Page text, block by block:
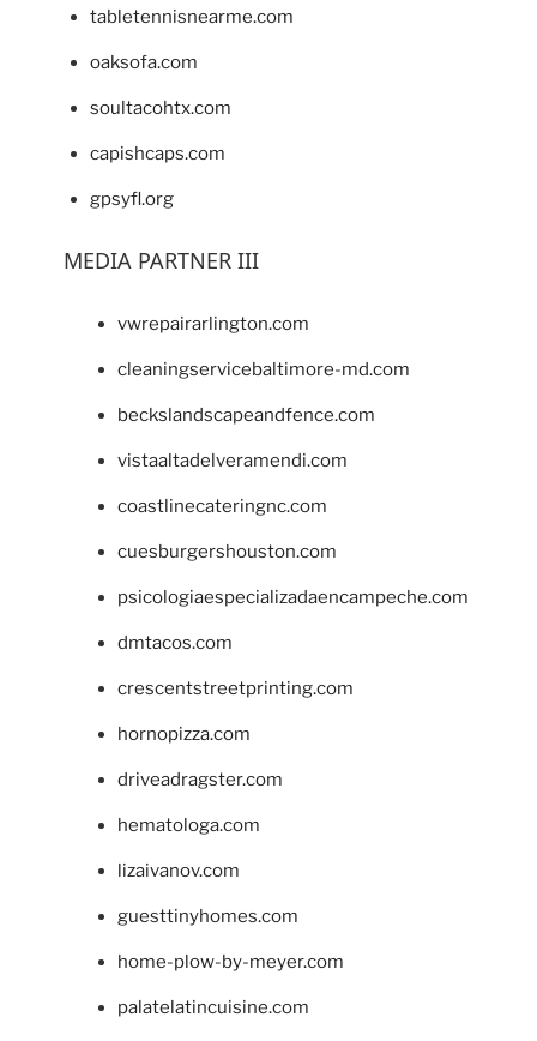
tabletennisnearme.com
oaksofa.com
soultacohtx.com
capishcaps.com
gpsyfl.org
MEDIA PARTNER III
vwrepairarlington.com
cleaningservicebaltimore-md.com
beckslandscapeandfence.com
vistaaltadelveramendi.com
coastlinecateringnc.com
cuesburgershouston.com
psicologiaespecializadaencampeche.com
dmtacos.com
crescentstreetprinting.com
hornopizza.com
driveadragster.com
hematologa.com
lizaivanov.com
guesttinyhomes.com
home-plow-by-meyer.com
palatelatincuisine.com